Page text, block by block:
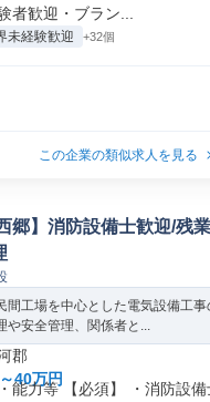
者歓迎・ブラン...
未経験歓迎 +32個
この企業の類似求人を見る
郷】消防設備士歓迎/残
間工場を中心とした電気設備工
や安全管理、関係者と...
郡
40万円
能力等 【必須】 ・消防設